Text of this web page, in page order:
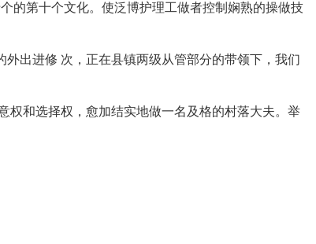
的第十个文化。使泛博护理工做者控制娴熟的操做技
出进修 次，正在县镇两级从管部分的带领下，我们
和选择权，愈加结实地做一名及格的村落大夫。举